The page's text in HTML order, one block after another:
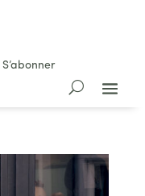
S’abonner